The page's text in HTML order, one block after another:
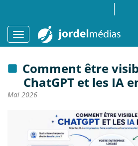
Comment être
ChatGPT et les IA
Mai 2026